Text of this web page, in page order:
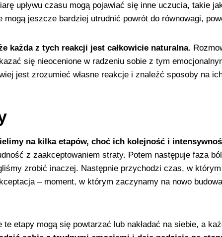
upływu czasu mogą pojawiać się inne uczucia, takie
mogą jeszcze bardziej utrudnić powrót do równowagi,
każda z tych reakcji jest całkowicie naturalna.
się nieocenione w radzeniu sobie z tym
jest zrozumieć własne reakcje i znaleźć sposoby na
na kilka etapów, choć ich kolejność i
z zaakceptowaniem straty. Potem następuje faza
zrobić inaczej. Następnie przychodzi czas, w
– moment, w którym zaczynamy na nowo
etapy mogą się powtarzać lub nakładać na siebie, a